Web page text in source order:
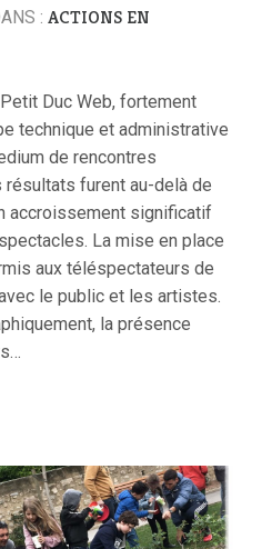
: ACTIONS EN
Duc Web, fortement
technique et administrative
de rencontres
furent au-delà de
accroissement significatif
La mise en place
aux téléspectateurs de
le public et les artistes.
la présence